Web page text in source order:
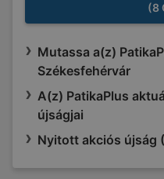
(8
Mutassa a(z)
Székesfehérvár
A(z) PatikaPlus
újságjai
Nyitott akciós újság